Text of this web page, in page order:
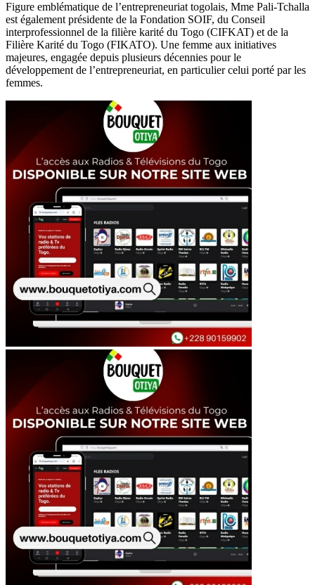
Figure emblématique de l’entrepreneuriat togolais, Mme Pali-Tchalla
est également présidente de la Fondation SOIF, du Conseil
interprofessionnel de la filière karité du Togo (CIFKAT) et de la
Filière Karité du Togo (FIKATO). Une femme aux initiatives
majeures, engagée depuis plusieurs décennies pour le
développement de l’entrepreneuriat, en particulier celui porté par les
femmes.